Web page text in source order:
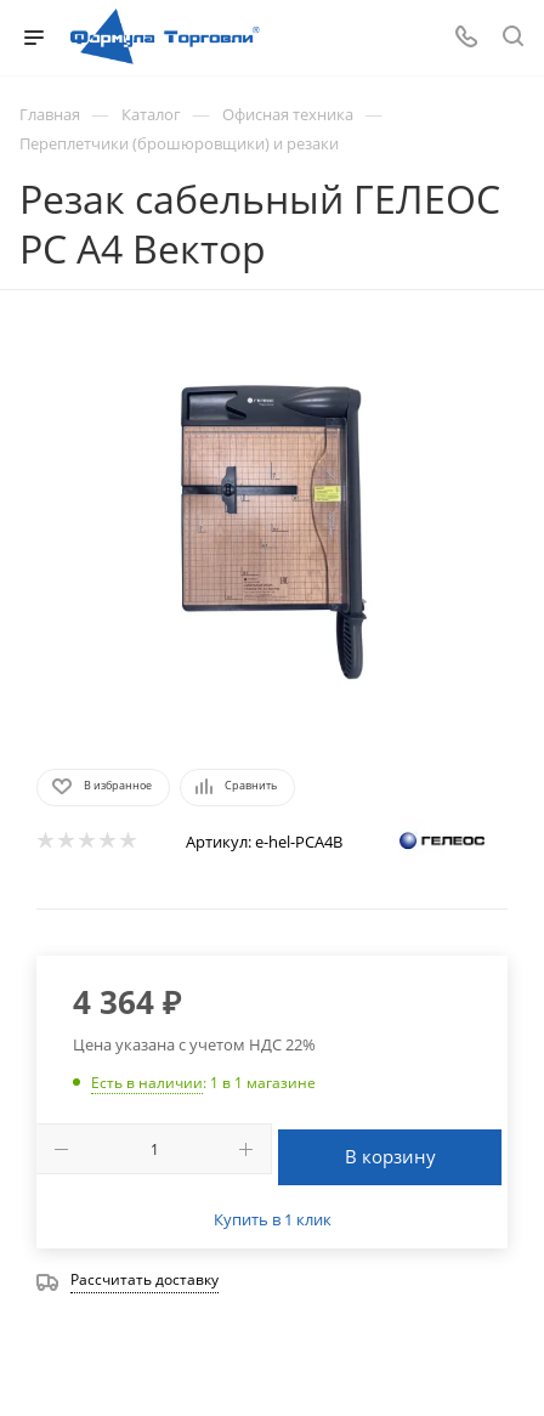
Главная — Каталог — Офисная техника —
Переплетчики (брошюровщики) и резаки
Резак сабельный ГЕЛЕОС
РС А4 Вектор
В избранное Сравнить
Артикул:e-hel-РСА4В
4 364₽
Цена указана с учетом НДС 22%
Есть в наличии: 1 в 1 магазине
В корзину
Купить в 1 клик
Рассчитать доставку